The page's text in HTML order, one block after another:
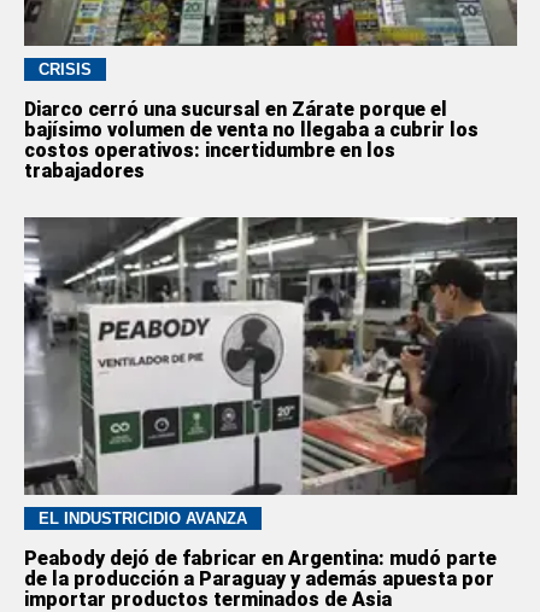
CRISIS
Diarco cerró una sucursal en Zárate porque el
bajísimo volumen de venta no llegaba a cubrir los
costos operativos: incertidumbre en los
trabajadores
EL INDUSTRICIDIO AVANZA
Peabody dejó de fabricar en Argentina: mudó parte
de la producción a Paraguay y además apuesta por
importar productos terminados de Asia